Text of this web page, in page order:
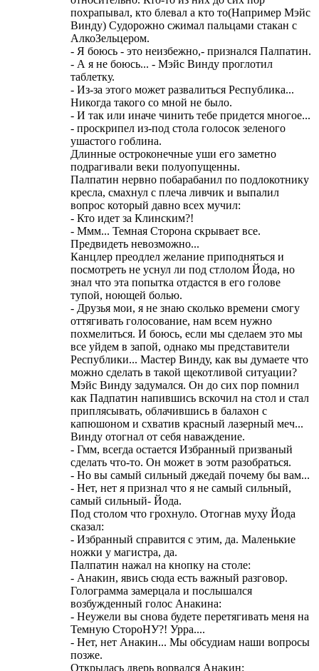
похрапывал, кто блевал а кто то(Например Мэйс
Винду) Судорожно сжимал пальцами стакан с
АлкоЗельцером.
- Я боюсь - это неизбежно,- признался Палпатин.
- А я не боюсь... - Мэйс Винду проглотил
таблетку.
- Из-за этого может развалиться Республика...
Никогда такого со мной не было.
- И так или иначе чинить тебе придется многое...
- проскрипел из-под стола голосок зеленого
ушастого гоблина.
Длинные остроконечные уши его заметно
подрагивали веки полуопущенны.
Палпатин нервно побарабанил по подлокотнику
кресла, смахнул с плеча ливчик и выпалил
вопрос который давно всех мучил:
- Кто идет за Клинским?!
- Ммм... Темная Сторона скрывает все.
Предвидеть невозможно...
Канцлер преодлел желание приподняться и
посмотреть не уснул ли под стлолом Йода, но
знал что эта попытка отдастся в его голове
тупой, ноющей болью.
- Друзья мои, я не знаю сколько времени смогу
оттягивать голосование, нам всем нужно
похмелиться. И боюсь, если мы сделаем это мы
все уйдем в запой, однако мы представители
Республики... Мастер Винду, как вы думаете что
можно сделать в такой щекотливой ситуации?
Мэйс Винду задумался. Он до сих пор помнил
как Падпатин напившись вскочил на стол и стал
приплясывать, облачившись в балахон с
капюшоном и схватив красный лазерный меч...
Винду отогнал от себя наваждение.
- Гмм, всегда остается Избранный призваный
сделать что-то. Он может в эотм разобраться.
- Но вы самый сильный джедай почему бы вам...
- Нет, нет я признал что я не самый сильный,
самый сильный- Йода.
Под столом что грохнуло. Отогнав муху Йода
сказал:
- Избранный справится с этим, да. Маленькие
ножки у магистра, да.
Палпатин нажал на кнопку на столе:
- Анакин, явись сюда есть важный разговор.
Голограмма замерцала и послышался
возбужденный голос Анакина:
- Неужели вы снова будете перетягивать меня на
Темную СтороНУ?! Урра....
- Нет, нет Анакин... Мы обсудиам наши вопросы
позже.
Открылась дверь ворвался Анакин: